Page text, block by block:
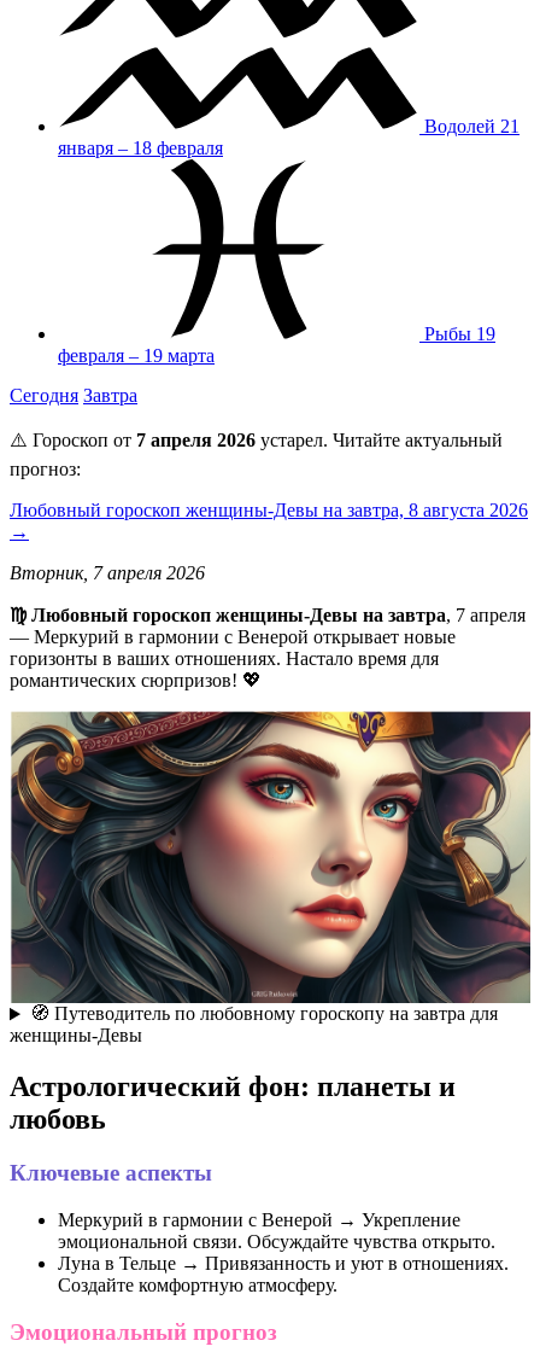
Водолей 21
января – 18 февраля
Рыбы 19
февраля – 19 марта
Сегодня Завтра
⚠️ Гороскоп от 7 апреля 2026 устарел. Читайте актуальный
прогноз:
Любовный гороскоп женщины-Девы на завтра, 8 августа 2026
→
Вторник, 7 апреля 2026
♍ Любовный гороскоп женщины-Девы на завтра, 7 апреля
— Меркурий в гармонии с Венерой открывает новые
горизонты в ваших отношениях. Настало время для
романтических сюрпризов! 💖
🧭 Путеводитель по любовному гороскопу на завтра для
женщины-Девы
Астрологический фон: планеты и
любовь
Ключевые аспекты
Меркурий в гармонии с Венерой → Укрепление
эмоциональной связи. Обсуждайте чувства открыто.
Луна в Тельце → Привязанность и уют в отношениях.
Создайте комфортную атмосферу.
Эмоциональный прогноз